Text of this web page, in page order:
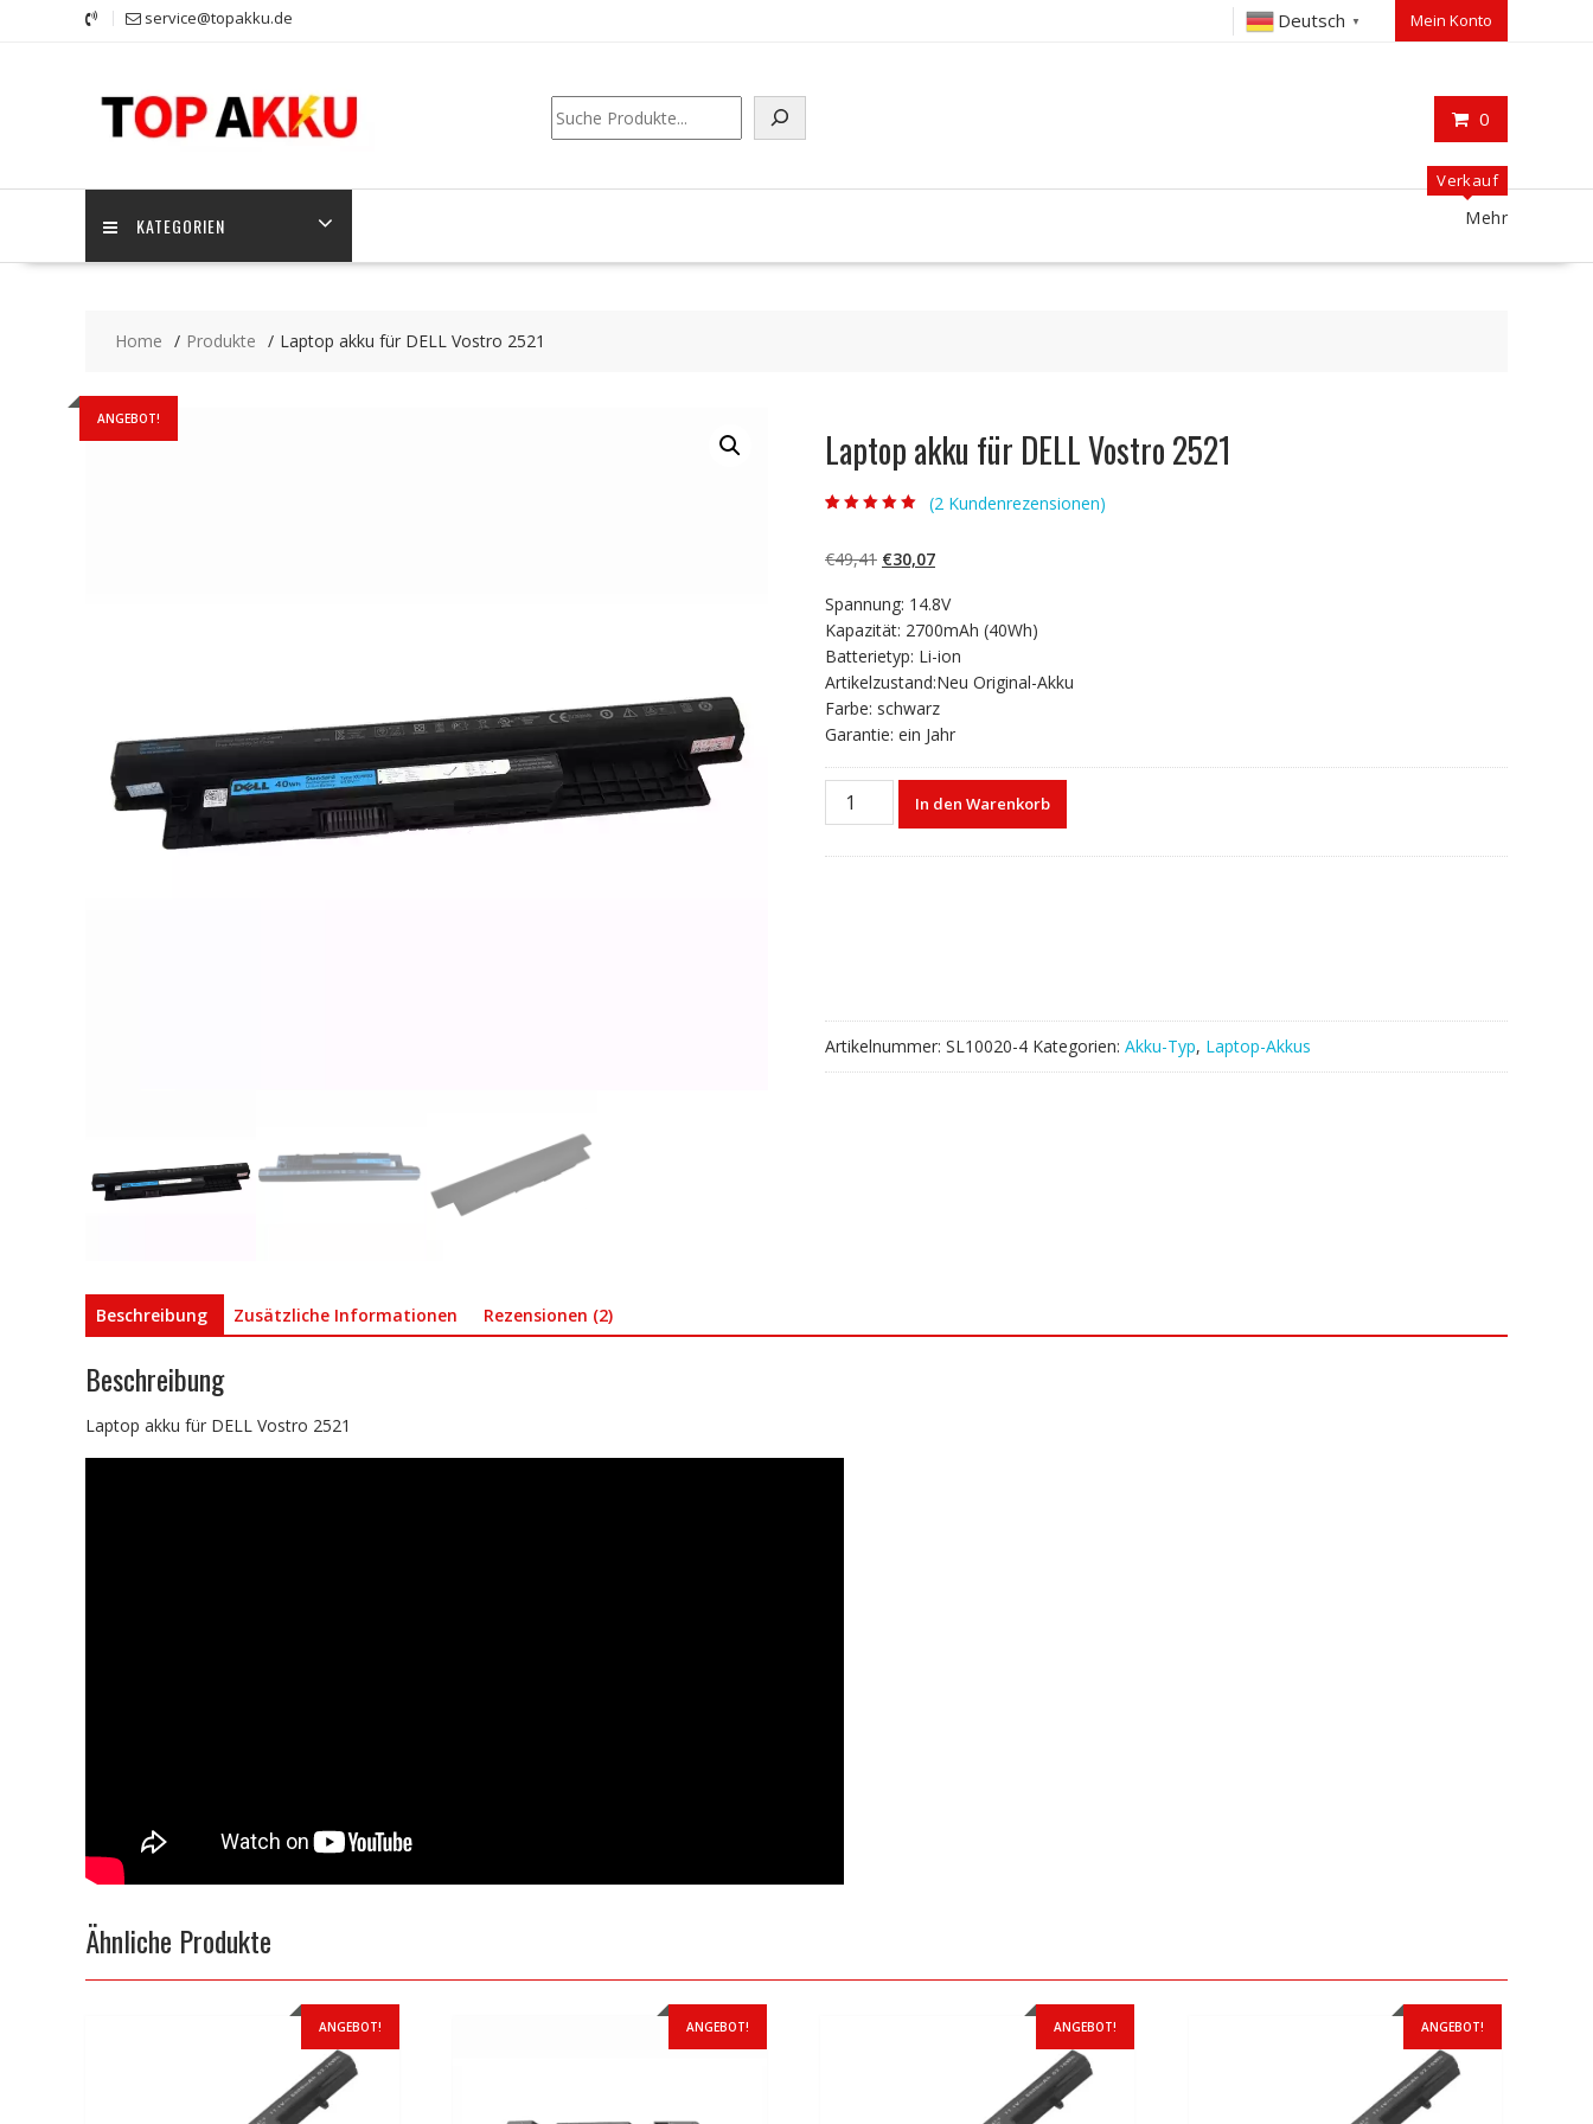
service@topakku.de Deutsch ▼ Mein Konto
0
Suchen
KATEGORIEN
Verkauf
Mehr
Home Produkte Laptop akku für DELL Vostro 2521
ANGEBOT!
Laptop akku für DELL Vostro 2521
basierend auf
Kundenbewertun
(2 Kundenrezensionen)
€49,41 Ursprünglicher
war:
€49,41
€30,07Aktueller
ist:
€30,07.
Spannung: 14.8V
Kapazität: 2700mAh (40Wh)
Batterietyp: Li-ion
Artikelzustand:Neu Original-Akku
Farbe: schwarz
Garantie: ein Jahr
Laptop
akku
In den Warenkorb
Artikelnummer: SL10020-4 Kategorien: Akku-Typ, Laptop-Akkus
Beschreibung Zusätzliche Informationen Rezensionen (2)
Beschreibung
Laptop akku für DELL Vostro 2521
Ähnliche Produkte
ANGEBOT! ANGEBOT! ANGEBOT! ANGEBOT!